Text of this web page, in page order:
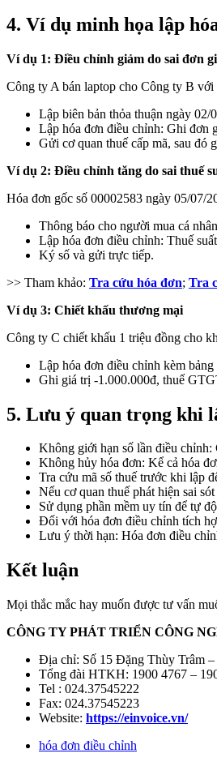
4. Ví dụ minh họa lập
Ví dụ 1: Điều chỉnh giảm do sai đơn
Công ty A bán laptop cho Công ty B với
Lập biên bản thỏa thuận ngày 02/
Lập hóa đơn điều chỉnh: Ghi đơn
Gửi cơ quan thuế cấp mã, sau đó
Ví dụ 2: Điều chỉnh tăng do sai thuế
Hóa đơn gốc số 00002583 ngày 05/07/
Thông báo cho người mua cá
Lập hóa đơn điều chỉnh: Thuế
Ký số và gửi trực tiếp.
>> Tham khảo: Tra cứu hóa đơn; Tra
Ví dụ 3: Chiết khấu thương mại
Công ty C chiết khấu 1 triệu đồng cho
Lập hóa đơn điều chỉnh kèm
Ghi giá trị -1.000.000đ, thuế
5. Lưu ý quan trọng khi
Không giới hạn số lần điều chỉnh:
Không hủy hóa đơn: Kể cả hóa
Tra cứu mã số thuế trước khi lập
Nếu cơ quan thuế phát hiện sai
Sử dụng phần mềm uy tín để tự
Đối với hóa đơn điều chỉnh tích
Lưu ý thời hạn: Hóa đơn điều
Kết luận
Mọi thắc mắc hay muốn được tư vấn
CÔNG TY PHÁT TRIỂN CÔNG
Địa chỉ: Số 15 Đặng Thùy Trâm
Tổng đài HTKH: 1900 4767 –
Tel : 024.37545222
Fax: 024.37545223
Website: https://einvoice.vn/
hóa đơn điều chỉnh